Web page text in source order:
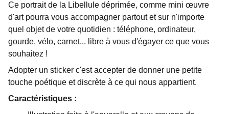
Ce portrait de la Libellule déprimée, comme mini œuvre
d'art pourra vous accompagner partout et sur n'importe
quel objet de votre quotidien : téléphone, ordinateur,
gourde, vélo, carnet... libre à vous d'égayer ce que vous
souhaitez !
Adopter un sticker c'est accepter de donner une petite
touche poétique et discrète à ce qui nous appartient.
Caractéristiques :